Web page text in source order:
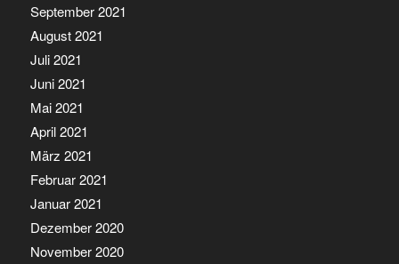
September 2021
August 2021
Juli 2021
Juni 2021
Mai 2021
April 2021
März 2021
Februar 2021
Januar 2021
Dezember 2020
November 2020